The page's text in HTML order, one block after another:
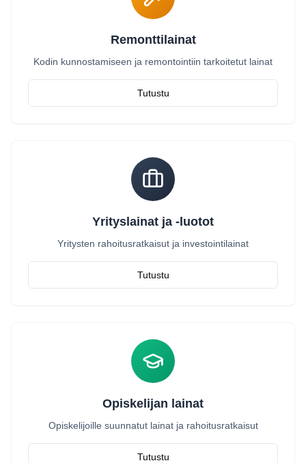
Remonttilainat
Kodin kunnostamiseen ja remontointiin tarkoitetut lainat
Tutustu
Yrityslainat ja -luotot
Yritysten rahoitusratkaisut ja investointilainat
Tutustu
Opiskelijan lainat
Opiskelijoille suunnatut lainat ja rahoitusratkaisut
Tutustu